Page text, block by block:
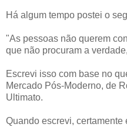
Há algum tempo postei o
"As pessoas não querem
que não procuram a
Escrevi isso com base no
Mercado Pós-Moderno, de
Ultimato.
Quando escrevi,